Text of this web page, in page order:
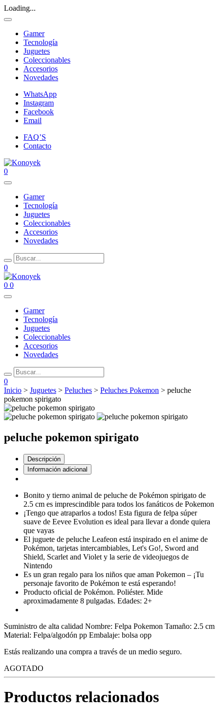
Loading...
Gamer
Tecnología
Juguetes
Coleccionables
Accesorios
Novedades
WhatsApp
Instagram
Facebook
Email
FAQ’S
Contacto
0
Gamer
Tecnología
Juguetes
Coleccionables
Accesorios
Novedades
0
0 0
Gamer
Tecnología
Juguetes
Coleccionables
Accesorios
Novedades
0
Inicio > Juguetes > Peluches > Peluches Pokemon > peluche
pokemon spirigato
peluche pokemon spirigato
Descripción
Información adicional
Bonito y tierno animal de peluche de Pokémon spirigato de
2.5 cm es imprescindible para todos los fanáticos de Pokemon
¡Tengo que atraparlos a todos! Esta figura de felpa súper
suave de Eevee Evolution es ideal para llevar a donde quiera
que vayas
El juguete de peluche Leafeon está inspirado en el anime de
Pokémon, tarjetas intercambiables, Let's Go!, Sword and
Shield, Scarlet and Violet y la serie de videojuegos de
Nintendo
Es un gran regalo para los niños que aman Pokemon – ¡Tu
personaje favorito de Pokémon te está esperando!
Producto oficial de Pokémon. Poliéster. Mide
aproximadamente 8 pulgadas. Edades: 2+
Suministro de alta calidad Nombre: Felpa Pokemon Tamaño: 2.5 cm
Material: Felpa/algodón pp Embalaje: bolsa opp
Estás realizando una compra a través de un medio seguro.
AGOTADO
Productos relacionados